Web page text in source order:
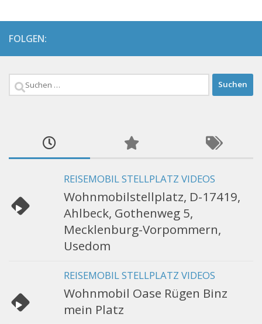
FOLGEN:
Suchen
REISEMOBIL STELLPLATZ VIDEOS
Wohnmobilstellplatz, D-17419,
Ahlbeck, Gothenweg 5,
Mecklenburg-Vorpommern,
Usedom
REISEMOBIL STELLPLATZ VIDEOS
Wohnmobil Oase Rügen Binz
mein Platz